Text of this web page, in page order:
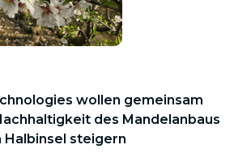
wollen gemeinsam
des Mandelanbaus
steigern